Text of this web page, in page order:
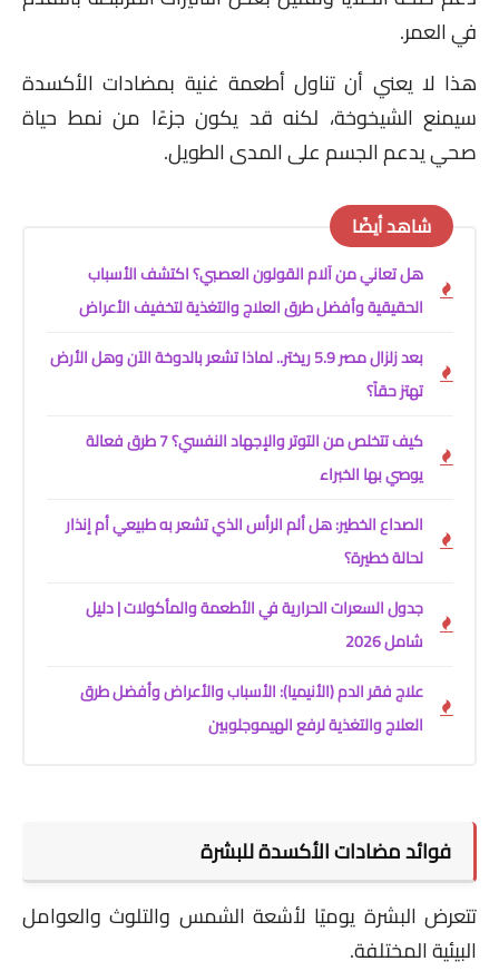
في العمر.
هذا لا يعني أن تناول أطعمة غنية بمضادات الأكسدة
سيمنع الشيخوخة، لكنه قد يكون جزءًا من نمط حياة
صحي يدعم الجسم على المدى الطويل.
شاهد أيضًا
هل تعاني من آلام القولون العصبي؟ اكتشف الأسباب
الحقيقية وأفضل طرق العلاج والتغذية لتخفيف الأعراض
بعد زلزال مصر 5.9 ريختر.. لماذا تشعر بالدوخة الآن وهل الأرض
تهتز حقاً؟
كيف تتخلص من التوتر والإجهاد النفسي؟ 7 طرق فعالة
يوصي بها الخبراء
الصداع الخطير: هل ألم الرأس الذي تشعر به طبيعي أم إنذار
لحالة خطيرة؟
جدول السعرات الحرارية في الأطعمة والمأكولات | دليل
شامل 2026
علاج فقر الدم (الأنيميا): الأسباب والأعراض وأفضل طرق
العلاج والتغذية لرفع الهيموجلوبين
فوائد مضادات الأكسدة للبشرة
تتعرض البشرة يوميًا لأشعة الشمس والتلوث والعوامل
البيئية المختلفة.